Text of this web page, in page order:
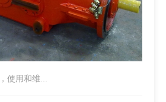
使用和维...